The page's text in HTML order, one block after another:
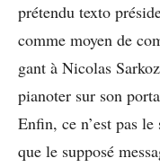
prétendu texto
comme moyen de
gant à Nicolas
pianoter sur son
Enfin, ce n’est pas
que le supposé